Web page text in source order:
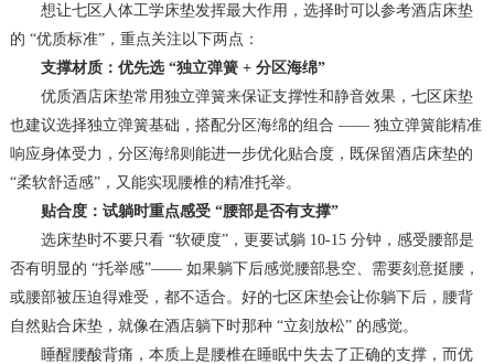
想让七区人体工学床垫发挥最大作用，选择时可以参考酒店床垫
的 “优质标准”，重点关注以下两点：
支撑材质：优先选 “独立弹簧 + 分区海绵”
优质酒店床垫常用独立弹簧来保证支撑性和静音效果，七区床垫
也建议选择独立弹簧基础，搭配分区海绵的组合 —— 独立弹簧能精准
响应身体受力，分区海绵则能进一步优化贴合度，既保留酒店床垫的
“柔软舒适感”，又能实现腰椎的精准托举。
贴合度：试躺时重点感受 “腰部是否有支撑”
选床垫时不要只看 “软硬度”，更要试躺 10-15 分钟，感受腰部是
否有明显的 “托举感”—— 如果躺下后感觉腰部悬空、需要刻意挺腰，
或腰部被压迫得难受，都不适合。好的七区床垫会让你躺下后，腰背
自然贴合床垫，就像在酒店躺下时那种 “立刻放松” 的感觉。
睡醒腰酸背痛，本质上是腰椎在睡眠中失去了正确的支撑，而优